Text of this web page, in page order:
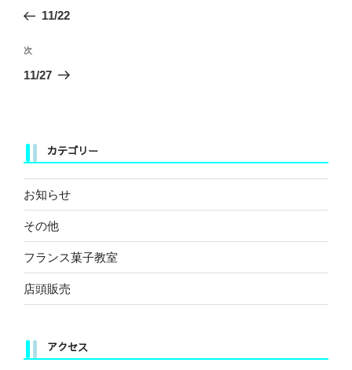
ナ
ビ
ゲ
ン
の
稿
11/22
次
の
次
11/27
カテゴリー
お知らせ
その他
フランス菓子教室
店頭販売
アクセス